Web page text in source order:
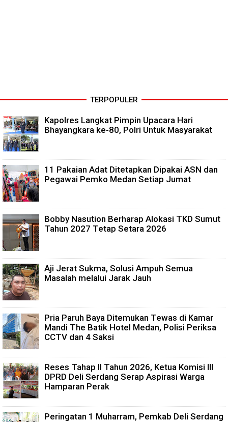
TERPOPULER
Kapolres Langkat Pimpin Upacara Hari
Bhayangkara ke-80, Polri Untuk Masyarakat
11 Pakaian Adat Ditetapkan Dipakai ASN dan
Pegawai Pemko Medan Setiap Jumat
Bobby Nasution Berharap Alokasi TKD Sumut
Tahun 2027 Tetap Setara 2026
Aji Jerat Sukma, Solusi Ampuh Semua
Masalah melalui Jarak Jauh
Pria Paruh Baya Ditemukan Tewas di Kamar
Mandi The Batik Hotel Medan, Polisi Periksa
CCTV dan 4 Saksi
Reses Tahap II Tahun 2026, Ketua Komisi III
DPRD Deli Serdang Serap Aspirasi Warga
Hamparan Perak
Peringatan 1 Muharram, Pemkab Deli Serdang